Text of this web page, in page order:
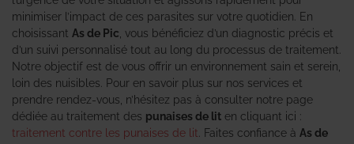
minimiser l’impact de ces parasites sur votre quotidien. En
choisissant As de Pic , vous bénéficiez d’un diagnostic précis et
d’un suivi personnalisé tout au long du processus de traitement.
Notre objectif est de vous offrir un environnement sain et serein,
loin des nuisibles. Pour en savoir plus sur nos services et
prendre rendez-vous, n’hésitez pas à consulter notre page
dédiée au traitement des punaises de lit en cliquant ici :
traitement contre les punaises de lit . Faites confiance à As de